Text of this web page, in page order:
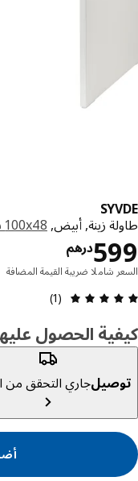
زينة, أبيض,‎100x48 سم‏
درهمالسعر
شاملا ضريبة القيمة المضافة
مراجعة التقييم: 5 من 5 نجوم إجمالي المراجعات: 1
(1)
الحصول عليها
جاري التحقق من
أضف